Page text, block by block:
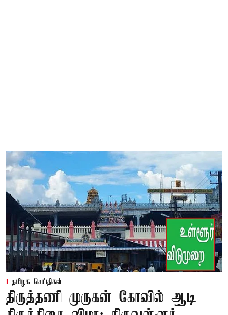
தமிழக செய்திகள்
திருத்தணி முருகன் கோவில் ஆடி